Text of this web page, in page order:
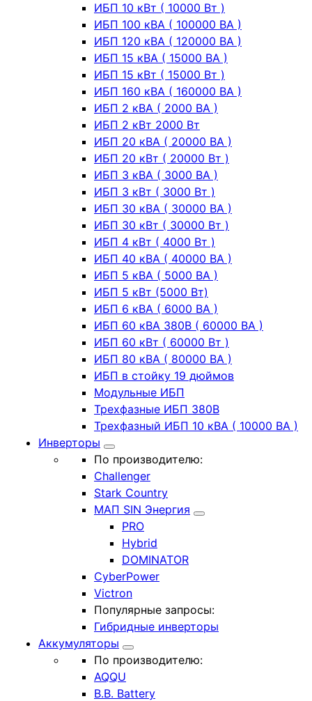
ИБП 10 кВт ( 10000 Вт )
ИБП 100 кВА ( 100000 ВА )
ИБП 120 кВА ( 120000 ВА )
ИБП 15 кВА ( 15000 ВА )
ИБП 15 кВт ( 15000 Вт )
ИБП 160 кВА ( 160000 ВА )
ИБП 2 кВА ( 2000 ВА )
ИБП 2 кВт 2000 Вт
ИБП 20 кВА ( 20000 ВА )
ИБП 20 кВт ( 20000 Вт )
ИБП 3 кВА ( 3000 ВА )
ИБП 3 кВт ( 3000 Вт )
ИБП 30 кВА ( 30000 ВА )
ИБП 30 кВт ( 30000 Вт )
ИБП 4 кВт ( 4000 Вт )
ИБП 40 кВА ( 40000 ВА )
ИБП 5 кВА ( 5000 ВА )
ИБП 5 кВт (5000 Вт)
ИБП 6 кВА ( 6000 ВА )
ИБП 60 кВА 380В ( 60000 ВА )
ИБП 60 кВт ( 60000 Вт )
ИБП 80 кВА ( 80000 ВА )
ИБП в стойку 19 дюймов
Модульные ИБП
Трехфазные ИБП 380В
Трехфазный ИБП 10 кВА ( 10000 ВА )
Инверторы
По производителю:
Challenger
Stark Country
МАП SIN Энергия
PRO
Hybrid
DOMINATOR
CyberPower
Victron
Популярные запросы:
Гибридные инверторы
Аккумуляторы
По производителю:
AQQU
B.B. Battery